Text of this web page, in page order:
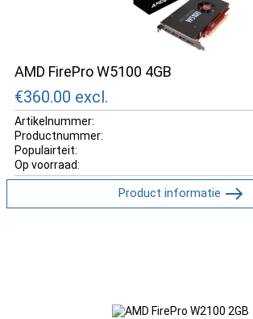
AMD FirePro W5100 4GB
€360.00 excl.
Artikelnummer:
Productnummer:
Populairteit:
Op voorraad:
Product informatie